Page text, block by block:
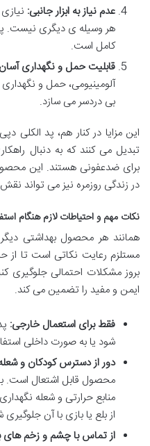
عدم نیاز به ابزار جانبی:
هر وسیله ی دیگری نیست.
کامل است.
قابلیت حمل و نگهداری
آلومینیومی، حمل و
بی دردسر می سازد.
این مزایا در کنار هم، پد الکلی
تبدیل می کنند که به دنبال
برای ضدعفونی هستند. این
در زندگی روزمره نیز می تواند
نکات مهم و احتیاطات لازم هنگام
همانند هر محصول بهداشتی
مستلزم رعایت نکاتی است تا از
بروز مشکلات احتمالی جلوگیری
ایمن و مفید را تضمین می کند.
فقط برای استعمال خارجی:
شود یا به صورت داخلی
دور از دسترس کودکان و
محصول قابل اشتعال است.
منابع حرارتی و شعله
از بلع یا بازی با آن
از تماس با چشم و زخم های